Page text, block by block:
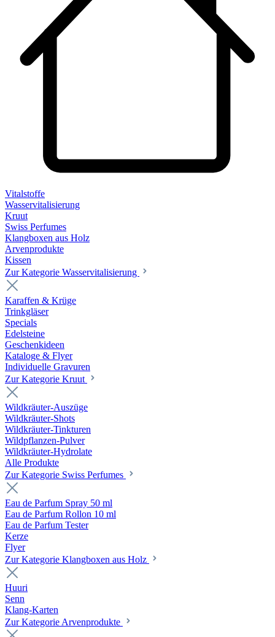
Vitalstoffe
Wasservitalisierung
Kruut
Swiss Perfumes
Klangboxen aus Holz
Arvenprodukte
Kissen
Zur Kategorie Wasservitalisierung
Karaffen & Krüge
Trinkgläser
Specials
Edelsteine
Geschenkideen
Kataloge & Flyer
Individuelle Gravuren
Zur Kategorie Kruut
Wildkräuter-Auszüge
Wildkräuter-Shots
Wildkräuter-Tinkturen
Wildpflanzen-Pulver
Wildkräuter-Hydrolate
Alle Produkte
Zur Kategorie Swiss Perfumes
Eau de Parfum Spray 50 ml
Eau de Parfum Rollon 10 ml
Eau de Parfum Tester
Kerze
Flyer
Zur Kategorie Klangboxen aus Holz
Huuri
Senn
Klang-Karten
Zur Kategorie Arvenprodukte